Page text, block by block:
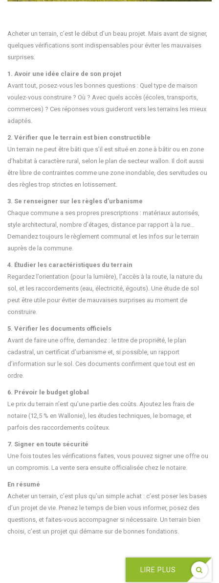
Acheter un terrain, c’est le début d’un beau projet. Mais avant de signer,
quelques vérifications sont indispensables pour éviter les mauvaises
surprises.
1. Avoir une idée claire de son projet
Avant tout, posez-vous les bonnes questions : Quel type de maison
voulez-vous construire ? Où ? Avec quels accès (écoles, transports,
commerces) ? Ces réponses vous guideront vers les terrains les mieux
adaptés.
2. Vérifier que le terrain est bien constructible
Un terrain ne peut être bâti que s’il est situé en zone à bâtir ou en zone
d’habitat à caractère rural, selon le plan de secteur wallon. Il doit aussi
être libre de contraintes comme une zone inondable, des servitudes ou
des règles trop strictes en lotissement.
3. Se renseigner sur les règles d’urbanisme
Chaque commune a ses propres prescriptions : matériaux autorisés,
style architectural, nombre d’étages, distance par rapport à la rue…
Demandez toujours le règlement communal et les infos sur le terrain
auprès de la commune.
4. Étudier les caractéristiques du terrain
Regardez l’orientation (pour la lumière), l’accès à la route, la nature du
sol, et les raccordements (eau, électricité, égouts). Une étude de sol
peut être utile pour éviter de mauvaises surprises au moment de
construire.
5. Vérifier les documents officiels
Avant de faire une offre, demandez : le titre de propriété, le plan
cadastral, un certificat d’urbanisme et, si possible, un rapport
d’information sur le sol. Ces documents confirment que tout est en
ordre.
6. Prévoir le budget global
Le prix du terrain n’est qu’une partie des coûts. Ajoutez les frais de
notaire (12,5 % en Wallonie), les études techniques, le bornage, et
parfois des raccordements coûteux.
7. Signer en toute sécurité
Une fois toutes les vérifications faites, vous pouvez signer une offre ou
un compromis. La vente sera ensuite officialisée chez le notaire.
En résumé
Acheter un terrain, c’est plus qu’un simple achat : c’est poser les bases
d’un projet de vie. Prenez le temps de bien vous informer, posez des
questions, et faites-vous accompagner si nécessaire. Un terrain bien
choisi, c’est un projet qui démarre sur de bonnes fondations.
LIRE PLUS